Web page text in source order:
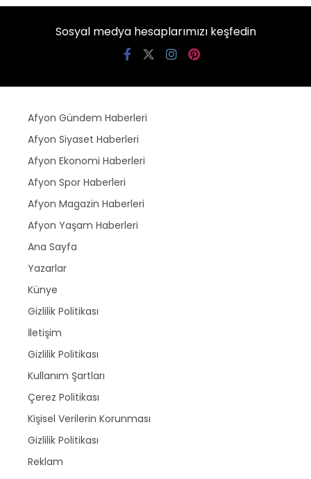
Sosyal medya hesaplarımızı keşfedin
Afyon Gündem Haberleri
Afyon Siyaset Haberleri
Afyon Ekonomi Haberleri
Afyon Spor Haberleri
Afyon Magazin Haberleri
Afyon Yaşam Haberleri
Ana Sayfa
Yazarlar
Künye
Gizlilik Politikası
İletişim
Gizlilik Politikası
Kullanım Şartları
Çerez Politikası
Kişisel Verilerin Korunması
Gizlilik Politikası
Reklam